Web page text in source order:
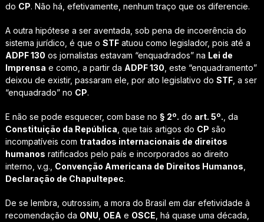
do CP. Não há, efetivamente, nenhum traço que os diferencie.
A outra hipótese a ser aventada, sob pena de incoerência do
sistema jurídico, é que o STFatuou como legislador, pois até a
ADPF 130 os jornalistas estavam “enquadrados” na Lei de
Imprensa e como, a partir da ADPF 130 , este “enquadramento”
deixou de existir, passaram ele, por ato legislativo do STF, a ser
“enquadrado” no CP.
E não se pode esquecer, com base no § 2º. do art. 5º. , da
Constituição da República , que tais artigos do CP são
incompatíveis com tratados internacionais de direitos
humanos ratificados pelo país e incorporados ao direito
interno, v.g., Convenção Americana de Direitos Humanos
Declaração de Chapultepec.
De se lembra, outrossim, a mora do Brasil em dar efetividade à
recomendação da ONU OEA e OSCE , há quase uma década,